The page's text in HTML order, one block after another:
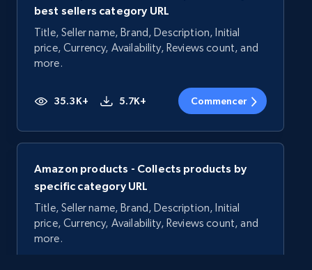
best sellers category URL
Title, Seller name, Brand, Description, Initial
price, Currency, Availability, Reviews count, and
more.
35.3K+ 5.7K+ Commencer
Amazon products - Collects products by
specific category URL
Title, Seller name, Brand, Description, Initial
price, Currency, Availability, Reviews count, and
more.